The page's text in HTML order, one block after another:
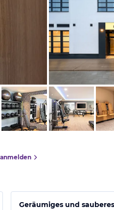
von Expedia
Geräumiges und